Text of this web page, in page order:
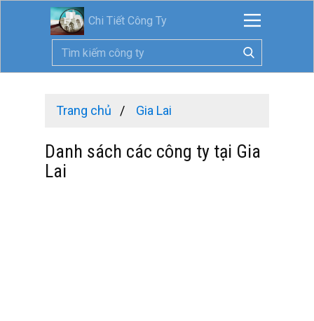
Chi Tiết Công Ty
Trang chủ Gia Lai
Danh sách các công ty tại Gia
Lai